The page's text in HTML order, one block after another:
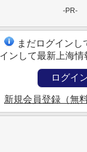
-PR-
まだログインし
ンして最新上海情
ログイ
新規会員登録（無